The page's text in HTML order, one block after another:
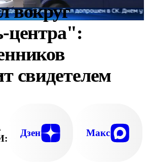
вокруг
центра":
свидетелем
Дзен Макс